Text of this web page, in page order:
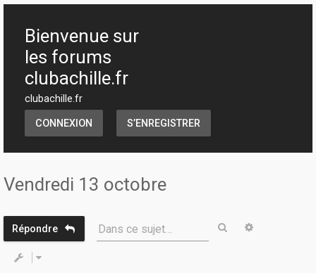
h
Bienvenue sur
les forums
clubachille.fr
clubachille.fr
CONNEXION S’ENREGISTRER
Vendredi 13 octobre
Répondre Dans ce sujet… Rechercher